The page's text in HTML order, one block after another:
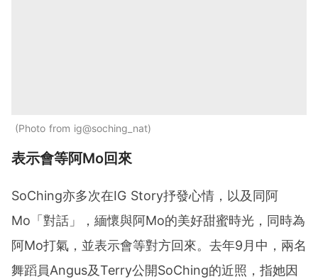
Photo from ig@soching_nat
表示會等阿Mo回來
SoChing亦多次在IG Story抒發心情，以及同阿
Mo「對話」，緬懷與阿Mo的美好甜蜜時光，同時為
阿Mo打氣，並表示會等對方回來。去年9月中，兩名
舞蹈員Angus及Terry公開SoChing的近照，指她因